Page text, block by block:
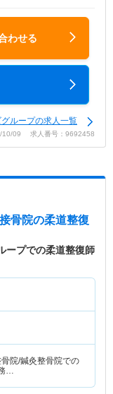
わせる
ループの求人一覧
10/09 求人番号：9692458
骨院の柔道整復
ープでの柔道整復師
院/鍼灸整骨院での
…